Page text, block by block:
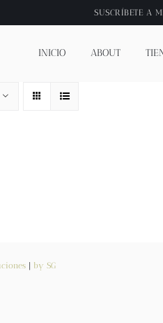
SUSCRÍBETE A
INICIO ABOUT
| by SG